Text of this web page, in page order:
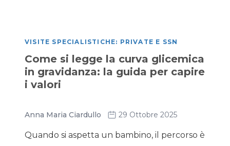
VISITE SPECIALISTICHE: PRIVATE E SSN
Come si legge la curva glicemica
in gravidanza: la guida per capire
i valori
Anna Maria Ciardullo 29 Ottobre 2025
Quando si aspetta un bambino, il percorso è